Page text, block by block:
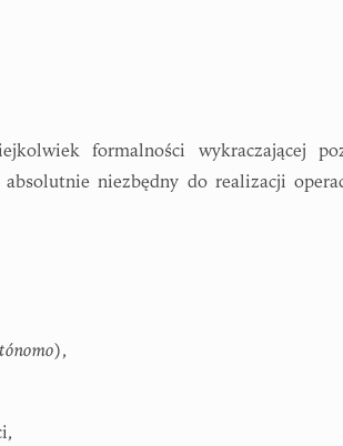
formalności wykraczającej
niezbędny do realizacji
),